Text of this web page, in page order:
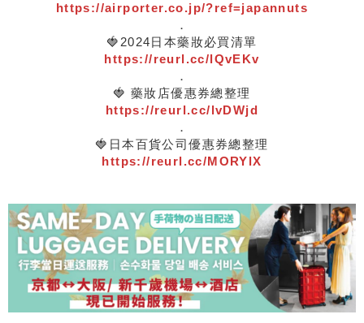
https://airporter.co.jp/?ref=japannuts
．
🍓2024日本藥妝必買清單
https://reurl.cc/lQvEKv
．
🍓 藥妝店優惠券總整理
https://reurl.cc/lvDWjd
．
🍓日本百貨公司優惠券總整理
https://reurl.cc/MORYlX